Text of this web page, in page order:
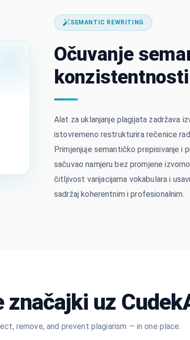
SEMANTIC REWRITING
Očuvanje
konzistentnosti
Alat za uklanjanje plagijata zadržava
istovremeno restrukturira rečenice
Primjenjuje semantičko prepisivanje i
sačuvao namjeru bez promjene
čitljivost varijacijama vokabulara i
sadržaj koherentnim i profesionalnim.
značajki uz
remove, and prevent plagiarism — in one place.